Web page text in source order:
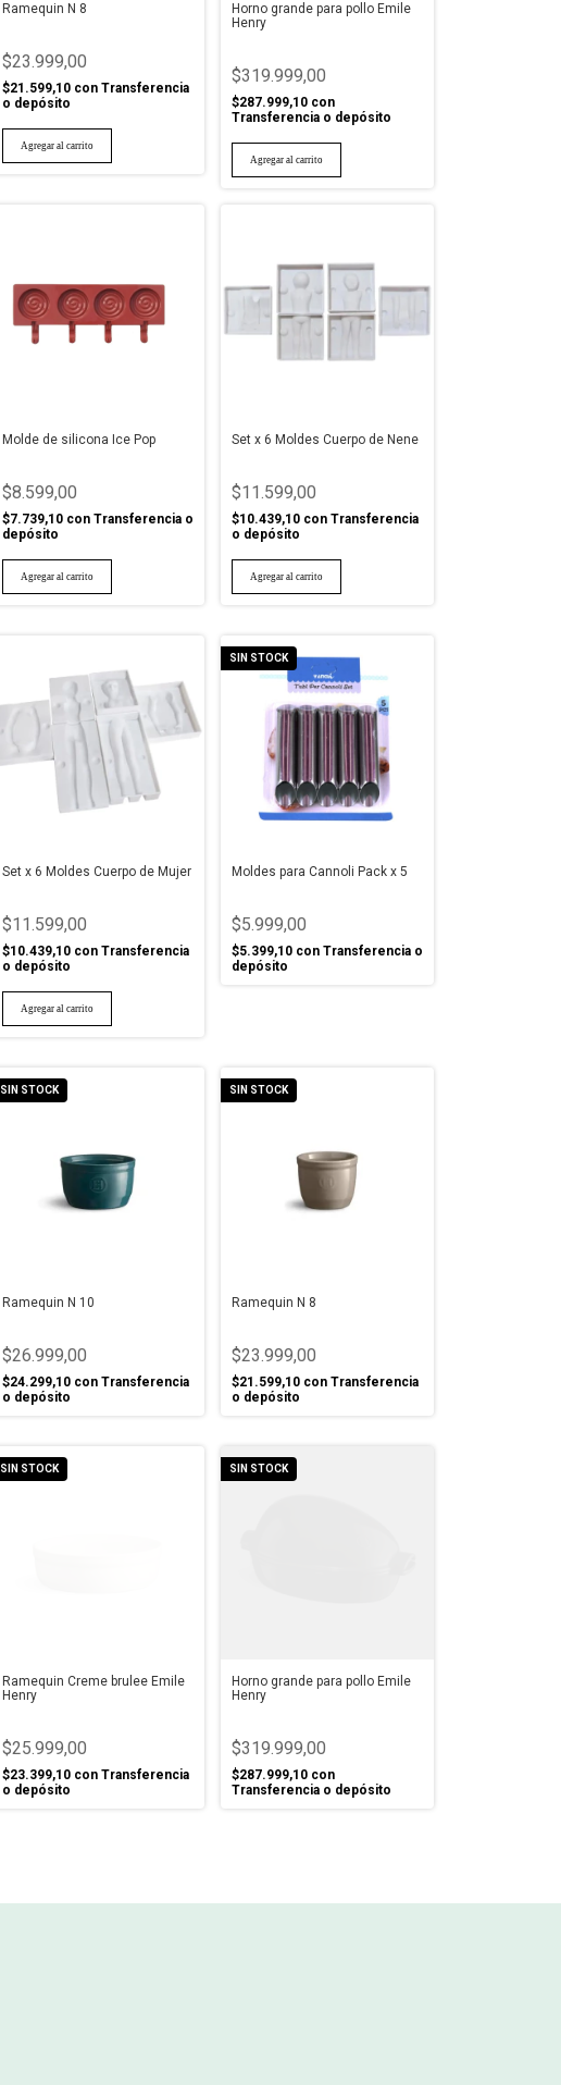
Ramequin N 8
$23.999,00
$21.599,10 con Transferencia
o depósito
Horno grande para pollo Emile
Henry
$319.999,00
$287.999,10 con
Transferencia o depósito
Molde de silicona Ice Pop
$8.599,00
$7.739,10 con Transferencia o
depósito
Set x 6 Moldes Cuerpo de Nene
$11.599,00
$10.439,10 con Transferencia
o depósito
Set x 6 Moldes Cuerpo de Mujer
$11.599,00
$10.439,10 con Transferencia
o depósito
SIN STOCK
Moldes para Cannoli Pack x 5
$5.999,00
$5.399,10 con Transferencia o
depósito
SIN STOCK
Ramequin N 10
$26.999,00
$24.299,10 con Transferencia
o depósito
SIN STOCK
Ramequin N 8
$23.999,00
$21.599,10 con Transferencia
o depósito
SIN STOCK
Ramequin Creme brulee Emile
Henry
$25.999,00
$23.399,10 con Transferencia
o depósito
SIN STOCK
Horno grande para pollo Emile
Henry
$319.999,00
$287.999,10 con
Transferencia o depósito